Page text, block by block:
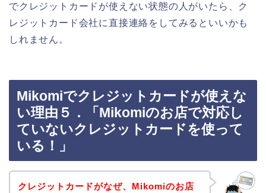
でクレジットカードが使えない状態の人がいたら、ク
レジットカード会社に直接連絡をしてみるといいかも
しれません。
Mikomiでクレジットカードが使えな
い理由５．「Mikomiのお店で対応し
ていないクレジットカードを使って
いる！」
クレジットカードがなぜ、Mikomiのお店